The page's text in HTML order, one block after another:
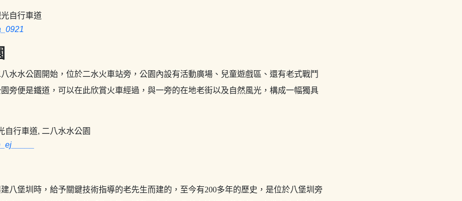
水水公園開始，位於二水火車站旁，公園內設有活動廣場、兒童遊戲區、還有老式戰鬥
旁便是鐵道，可以在此欣賞火車經過，與一旁的在地老街以及自然風光，構成一幅獨具
八堡圳時，給予關鍵技術指導的老先生而建的，至今有200多年的歷史，是位於八堡圳旁